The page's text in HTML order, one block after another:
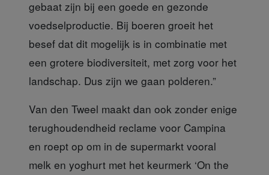
gebaat zijn bij een goede en gezonde
voedselproductie. Bij boeren groeit het
besef dat dit mogelijk is in combinatie met
een grotere biodiversiteit, met zorg voor het
landschap. Dus zijn we gaan polderen.”
Van den Tweel maakt dan ook zonder enige
terughoudendheid reclame voor Campina
en roept op om in de supermarkt vooral
melk en yoghurt met het keurmerk ‘On the